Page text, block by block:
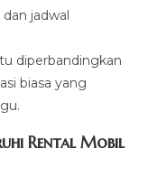
jadwal
diperbandingkan
biasa yang
Rental Mobil